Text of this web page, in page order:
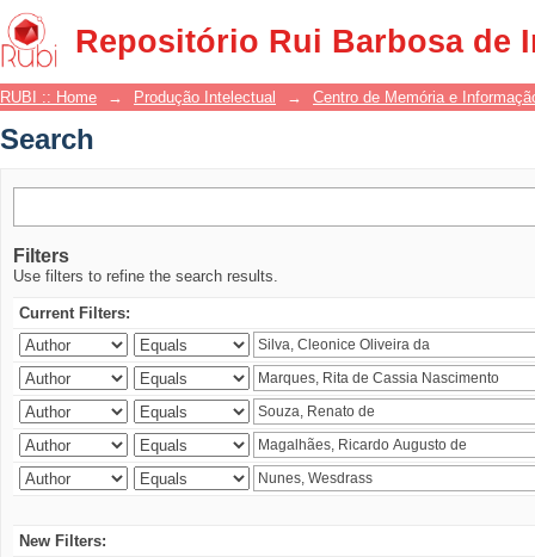
Repositório Rui Barbosa de
Search
RUBI :: Home → Produção Intelectual → Centro de Memória e
Search
Filters
Use filters to refine the search results.
Current Filters:
New Filters: